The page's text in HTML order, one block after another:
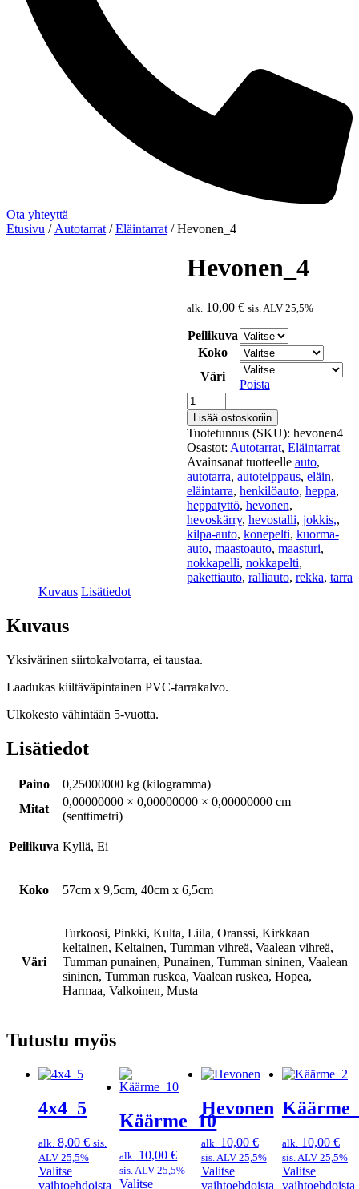
Ota yhteyttä
Etusivu / Autotarrat /Eläintarrat / Hevonen_4
Hevonen_4
alk. 10,00 € sis. ALV 25,5%
Peilikuva
Koko
Väri
Poista
Hevonen_4
määrä
Lisää ostoskoriin
Tuotetunnus (SKU): hevonen4
Osastot: Autotarrat, Eläintarrat
Avainsanat tuotteelle auto,
autotarra, autoteippaus, eläin,
eläintarra, henkilöauto, heppa,
heppatyttö, hevonen,
hevoskärry, hevostalli, jokkis,,
kilpa-auto, konepelti, kuorma-
auto, maastoauto, maasturi,
nokkapelli, nokkapelti,
pakettiauto, ralliauto, rekka, tarra
Kuvaus Lisätiedot
Kuvaus
Yksivärinen siirtokalvotarra, ei taustaa.
Laadukas kiiltäväpintainen PVC-tarrakalvo.
Ulkokesto vähintään 5-vuotta.
Lisätiedot
Paino
0,25000000 kg (kilogramma)
Mitat
0,00000000 × 0,00000000 × 0,00000000 cm
(senttimetri)
Peilikuva Kyllä, Ei
Koko 57cm x 9,5cm, 40cm x 6,5cm
Väri
Turkoosi, Pinkki, Kulta, Liila, Oranssi, Kirkkaan
keltainen, Keltainen, Tumman vihreä, Vaalean vihreä,
Tumman punainen, Punainen, Tumman sininen, Vaalean
sininen, Tumman ruskea, Vaalean ruskea, Hopea,
Harmaa, Valkoinen, Musta
Tutustu myös
4x4_5
alk. 8,00 € sis.
ALV 25,5%
Valitse
vaihtoehdoista
Käärme_10
alk. 10,00€
sis. ALV 25,5%
Valitse
Hevonen
alk. 10,00 €
sis. ALV 25,5%
Valitse
vaihtoehdoista
alk. 10,00 €
sis. ALV 25,5%
Valitse
vaihtoehdoista